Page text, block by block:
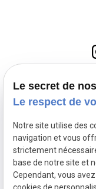
Le secret de
Le respect de
Notre site utilise des
navigation et vous
strictement
base de notre site et
Cependant, vous